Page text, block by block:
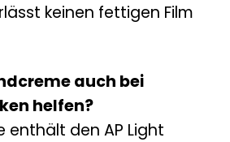
keinen fettigen Film
auch bei
helfen?
enthält den AP Light